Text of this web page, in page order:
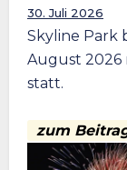
30. Juli 2026
Skyline Park
August 2026
statt.
zum